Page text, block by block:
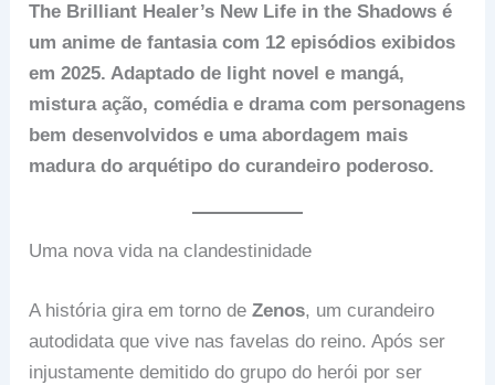
The Brilliant Healer’s New Life in the Shadows é
um anime de fantasia com 12 episódios exibidos
em 2025. Adaptado de light novel e mangá,
mistura ação, comédia e drama com personagens
bem desenvolvidos e uma abordagem mais
madura do arquétipo do curandeiro poderoso.
Uma nova vida na clandestinidade
A história gira em torno deZenos, um curandeiro
autodidata que vive nas favelas do reino. Após ser
injustamente demitido do grupo do herói por ser